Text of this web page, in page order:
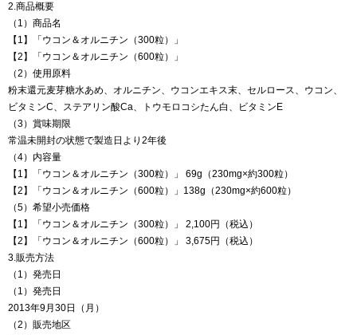
2.商品概要
（1）商品名
【1】「ウコン＆オルニチン（300粒）」
【2】「ウコン＆オルニチン（600粒）」
（2）使用原料
粉末還元麦芽糖水あめ、オルニチン、ウコンエキス末、セルロース、ウコン、
ビタミンC、ステアリン酸Ca、トウモロコシたん白、ビタミンE
（3）賞味期限
常温未開封の状態で製造日より2年後
（4）内容量
【1】「ウコン＆オルニチン（300粒）」 69g（230mg×約300粒）
【2】「ウコン＆オルニチン（600粒）」138g（230mg×約600粒）
（5）希望小売価格
【1】「ウコン＆オルニチン（300粒）」 2,100円（税込）
【2】「ウコン＆オルニチン（600粒）」 3,675円（税込）
3.販売方法
（1）発売日
（1）発売日
2013年9月30日（月）
（2）販売地区